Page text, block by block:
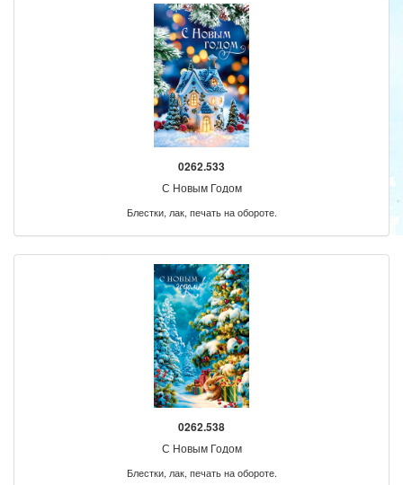
0262.533
С Новым Годом
Блестки, лак, печать на обороте.
0262.538
С Новым Годом
Блестки, лак, печать на обороте.